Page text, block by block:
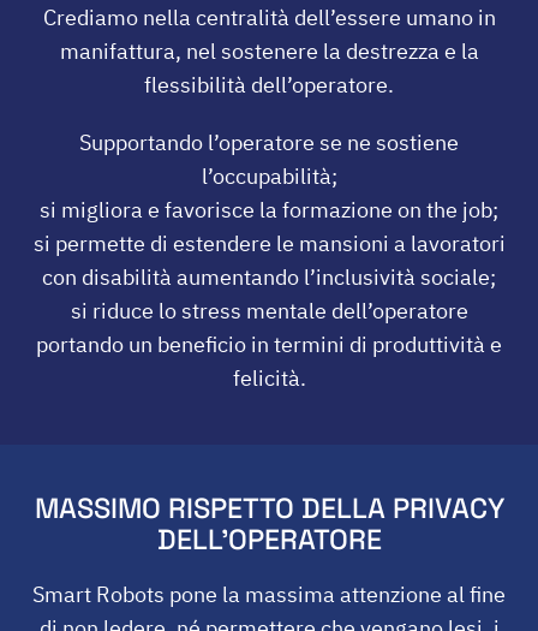
Crediamo nella centralità dell’essere umano in
manifattura, nel sostenere la destrezza e la
flessibilità dell’operatore.
Supportando l’operatore se ne sostiene
l’occupabilità;
si migliora e favorisce la formazione on the job;
si permette di estendere le mansioni a lavoratori
con disabilità aumentando l’inclusività sociale;
si riduce lo stress mentale dell’operatore
portando un beneficio in termini di produttività e
felicità.
MASSIMO RISPETTO DELLA PRIVACY
DELL’OPERATORE
Smart Robots pone la massima attenzione al fine